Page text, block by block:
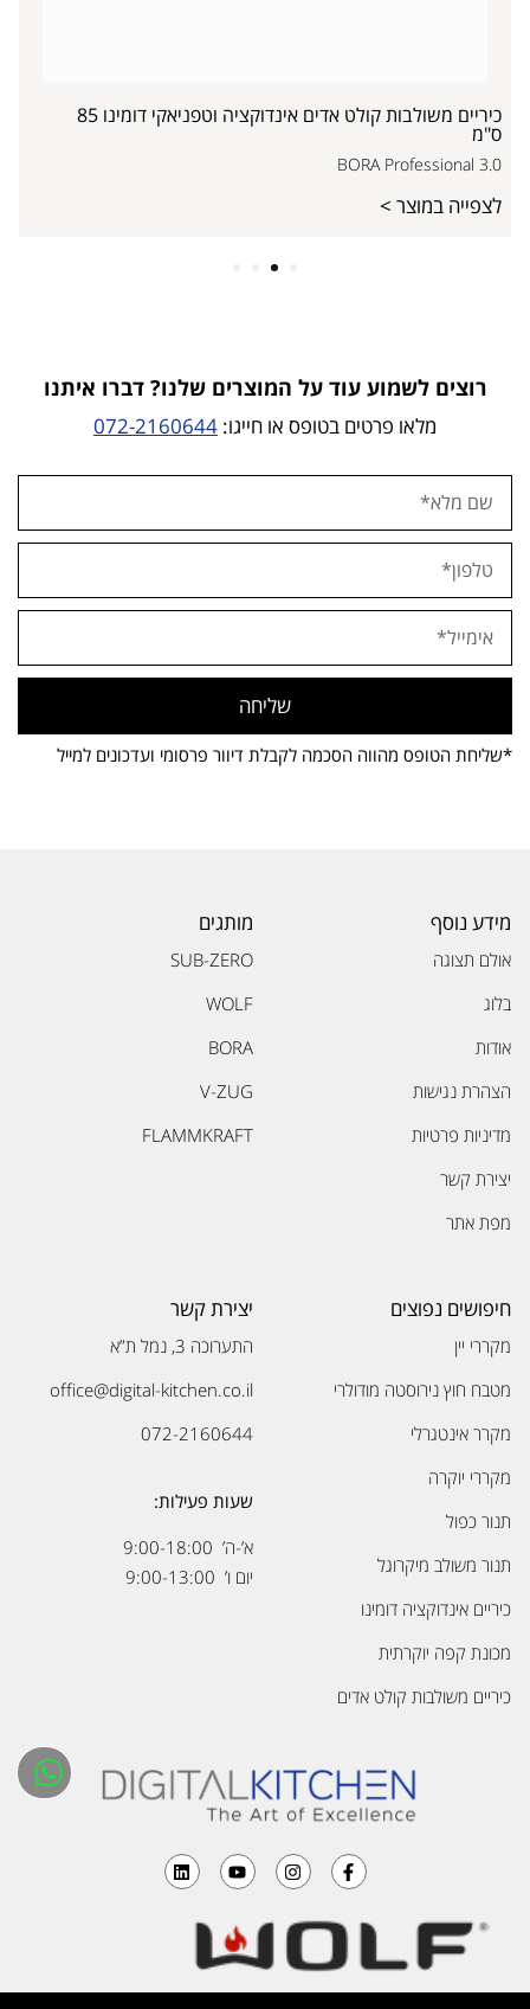
כיריים משולבות קולט אדים אינדוקציה וטפניאקי דומינו 85
ס"מ
BORA Professional 3.0
לצפייה במוצר >
רוצים לשמוע עוד על המוצרים שלנו? דברו איתנו
מלאו פרטים בטופס או חייגו: 072-2160644
שליחה
*שליחת הטופס מהווה הסכמה לקבלת דיוור פרסומי ועדכונים למייל
מידע נוסף
אולם תצוגה
בלוג
אודות
הצהרת נגישות
מדיניות פרטיות
יצירת קשר
מפת אתר
מותגים
SUB-ZERO
WOLF
BORA
V-ZUG
FLAMMKRAFT
חיפושים נפוצים
מקררי יין
מטבח חוץ נירוסטה מודולרי
מקרר אינטגרלי
מקררי יוקרה
תנור כפול
תנור משולב מיקרוגל
כיריים אינדוקציה דומינו
מכונת קפה יוקרתית
כיריים משולבות קולט אדים
יצירת קשר
התערוכה 3, נמל ת”א
office@digital-kitchen.co.il
072-2160644
שעות פעילות:
א’-ה’ 9:00-18:00
יום ו’ 9:00-13:00